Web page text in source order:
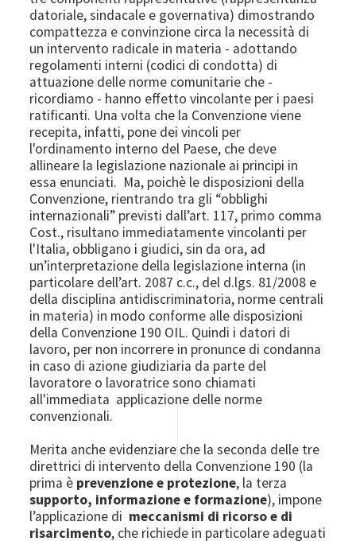
datoriale, sindacale e governativa) dimostrando
compattezza e convinzione circa la necessità di
un intervento radicale in materia - adottando
regolamenti interni (codici di condotta) di
attuazione delle norme comunitarie che -
ricordiamo - hanno effetto vincolante per i paesi
ratificanti. Una volta che la Convenzione viene
recepita, infatti, pone dei vincoli per
l'ordinamento interno del Paese, che deve
allineare la legislazione nazionale ai principi in
essa enunciati. Ma, poichè le disposizioni della
Convenzione, rientrando tra gli “obblighi
internazionali” previsti dall’art. 117, primo comma
Cost., risultano immediatamente vincolanti per
l'Italia, obbligano i giudici, sin da ora, ad
un’interpretazione della legislazione interna (in
particolare dell’art. 2087 c.c., del d.lgs. 81/2008 e
della disciplina antidiscriminatoria, norme centrali
in materia) in modo conforme alle disposizioni
della Convenzione 190 OIL. Quindi i datori di
lavoro, per non incorrere in pronunce di condanna
in caso di azione giudiziaria da parte del
lavoratore o lavoratrice sono chiamati
all'immediata applicazione delle norme
convenzionali.
Merita anche evidenziare che la seconda delle tre
direttrici di intervento della Convenzione 190 (la
prima è prevenzione e protezione, la terza
supporto, informazione e formazione), impone
l’applicazione di meccanismi di ricorso e di
risarcimento, che richiede in particolare adeguati